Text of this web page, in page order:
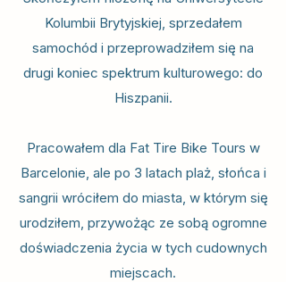
Kolumbii Brytyjskiej, sprzedałem
samochód i przeprowadziłem się na
drugi koniec spektrum kulturowego: do
Hiszpanii.
Pracowałem dla Fat Tire Bike Tours w
Barcelonie, ale po 3 latach plaż, słońca i
sangrii wróciłem do miasta, w którym się
urodziłem, przywożąc ze sobą ogromne
doświadczenia życia w tych cudownych
miejscach.